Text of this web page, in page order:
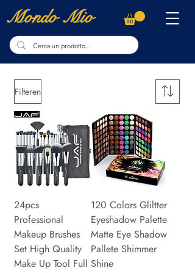
Mondo Mio
Filteren
24pcs
Professional
Makeup Brushes
Set High Quality
Make Up Tool Full
120 Colors Gliltter
Eyeshadow Palette
Matte Eye Shadow
Pallete Shimmer
Shine